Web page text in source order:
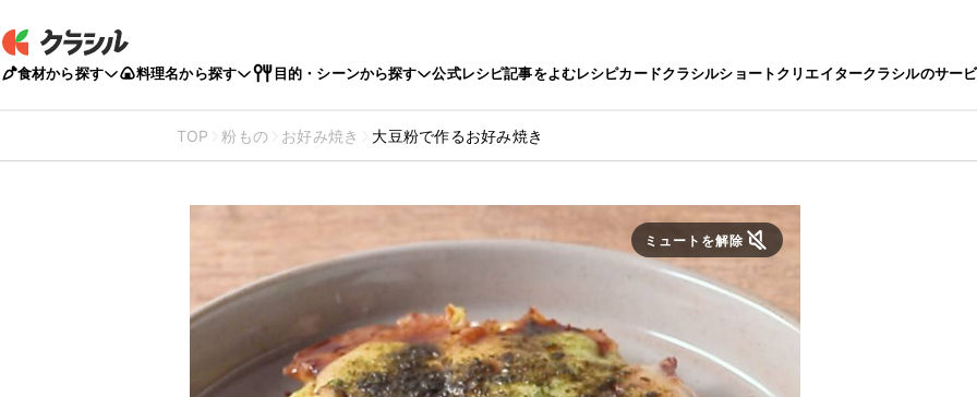
食材から探す 料理名から探す 目的・シーンから探す 公式レシピ記事をよむレシピカードクラシルショートクリエイタークラシルのサー
TOP 粉もの お好み焼き 大豆粉で作るお好み焼き
ミュートを解除